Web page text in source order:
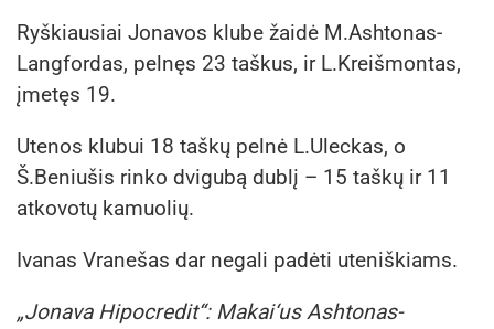
Ryškiausiai Jonavos klube žaidė M.Ashtonas-
Langfordas, pelnęs 23 taškus, ir L.Kreišmontas,
įmetęs 19.
Utenos klubui 18 taškų pelnė L.Uleckas, o
Š.Beniušis rinko dvigubą dublį – 15 taškų ir 11
atkovotų kamuolių.
Ivanas Vranešas dar negali padėti uteniškiams.
„Jonava Hipocredit“: Makai‘us Ashtonas-